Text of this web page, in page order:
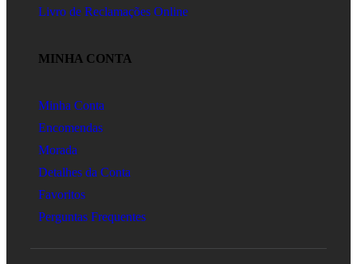
Livro de Reclamações Online
MINHA CONTA
Minha Conta
Encomendas
Morada
Detalhes da Conta
Favoritos
Perguntas Frequentes